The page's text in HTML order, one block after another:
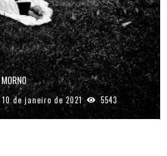
MORNO
10 de janeiro de 2021 5543